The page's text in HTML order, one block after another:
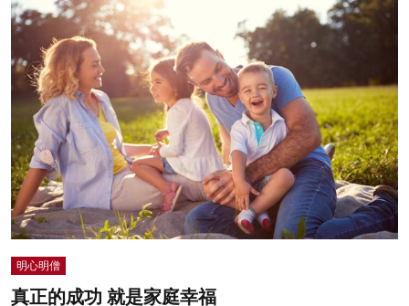
明心明僧
真正的成功 就是家庭幸福